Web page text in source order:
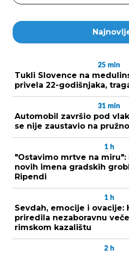
25 min
Tukli Slovence na
privela 22-godišnjaka,
31 min
Automobil završio pod
se nije zaustavio na
1 h
"Ostavimo mrtve na miru":
novih imena gradskih
Ripendi
1 h
Sevdah, emocije i ovacije:
priredila nezaboravnu
rimskom kazalištu
2 h